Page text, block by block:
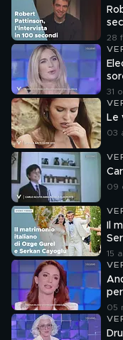
28
31
Le
03
09
Il
15
05